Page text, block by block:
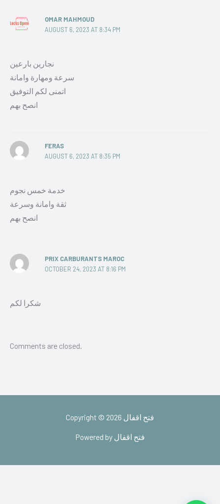
OMAR MAHMOUD
AUGUST 6, 2023 AT 8:34 PM
نجارين بارعين
سرعة ومهارة وامانة
اتمنى لكم التوفيق
انصح بهم
FERAS
AUGUST 6, 2023 AT 8:35 PM
خدمة خمس نجوم
ثقة وامانة وسرعة
انصح بهم
PRIX CARBURANTS MAROC
OCTOBER 24, 2023 AT 8:16 PM
شكرا لكم
Comments are closed.
Copyright © 2026 فتح اقفال
Powered by فتح اقفال